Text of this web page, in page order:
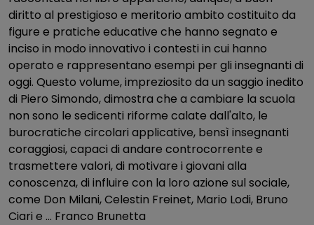
diritto al prestigioso e meritorio ambito costituito da
figure e pratiche educative che hanno segnato e
inciso in modo innovativo i contesti in cui hanno
operato e rappresentano esempi per gli insegnanti di
oggi. Questo volume, impreziosito da un saggio inedito
di Piero Simondo, dimostra che a cambiare la scuola
non sono le sedicenti riforme calate dall'alto, le
burocratiche circolari applicative, bensì insegnanti
coraggiosi, capaci di andare controcorrente e
trasmettere valori, di motivare i giovani alla
conoscenza, di influire con la loro azione sul sociale,
come Don Milani, Celestin Freinet, Mario Lodi, Bruno
Ciari e ... Franco Brunetta